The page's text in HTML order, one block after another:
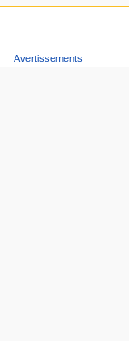
Avertissements